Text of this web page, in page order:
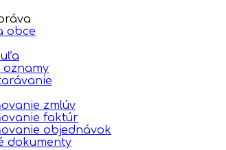
obce
oznamy
zmlúv
faktúr
objednávok
dokumenty